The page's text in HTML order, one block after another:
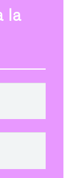
la